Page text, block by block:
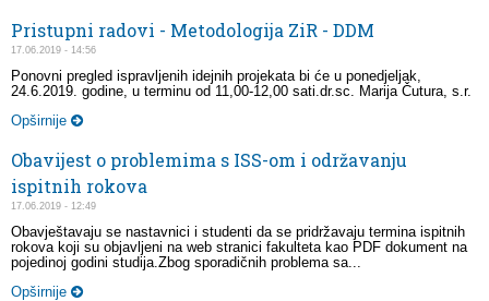
Pristupni radovi - Metodologija ZiR - DDM
17.06.2019 - 14:56
Ponovni pregled ispravljenih idejnih projekata bi će u ponedjeljak,
24.6.2019. godine, u terminu od 11,00-12,00 sati.dr.sc. Marija Čutura, s.r.
Opširnije
Obavijest o problemima s ISS-om i održavanju
ispitnih rokova
17.06.2019 - 12:49
Obavještavaju se nastavnici i studenti da se pridržavaju termina ispitnih
rokova koji su objavljeni na web stranici fakulteta kao PDF dokument na
pojedinoj godini studija.Zbog sporadičnih problema sa...
Opširnije